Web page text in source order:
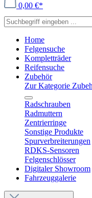
0,00 €*
Home
Felgensuche
Kompletträder
Reifensuche
Zubehör
Zur Kategorie
Radschrauben
Radmuttern
Zentrierringe
Sonstige Produkte
Spurverbreiterungen
RDKS-Sensoren
Felgenschlösser
Digitaler Showroom
Fahrzeuggalerie